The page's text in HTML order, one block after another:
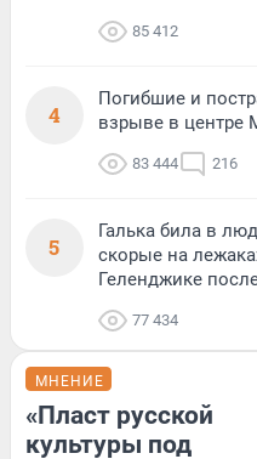
85 412
4
Погибшие и
взрыве в центре
83 444 216
5
Галька била в
скорые на
Геленджике
77 434
МНЕНИЕ
«Пласт русской
культуры под